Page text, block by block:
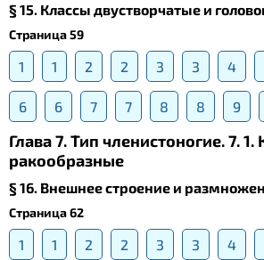
§ 15. Классы двустворчатые и
Страница 59
1 1 2 2 3 3 4
6 6 7 7 8 8 9
Глава 7. Тип членистоногие. 7. 1.
ракообразные
§ 16. Внешнее строение и
Страница 62
1 1 2 2 3 3 4